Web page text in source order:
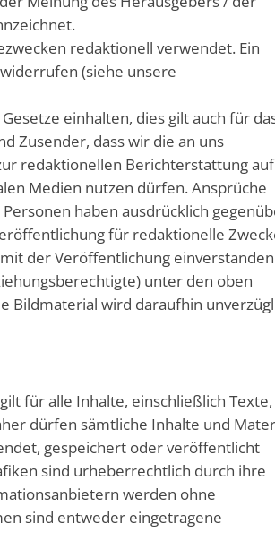
redaktionell verwendet. Ein
(siehe unsere
einhalten, dies gilt auch für
Zusender, dass wir die an uns
redaktionellen Berichterstattung auf
Medien nutzen dürfen. Ansprüche
haben ausdrücklich
für redaktionelle
der Veröffentlichung
unter den oben
Bildmaterial wird daraufhin
für alle Inhalte, einschließlich Texte,
dürfen sämtliche Inhalte und
gespeichert oder veröffentlicht
sind urheberrechtlich durch ihre
werden ohne
sind entweder eingetragene